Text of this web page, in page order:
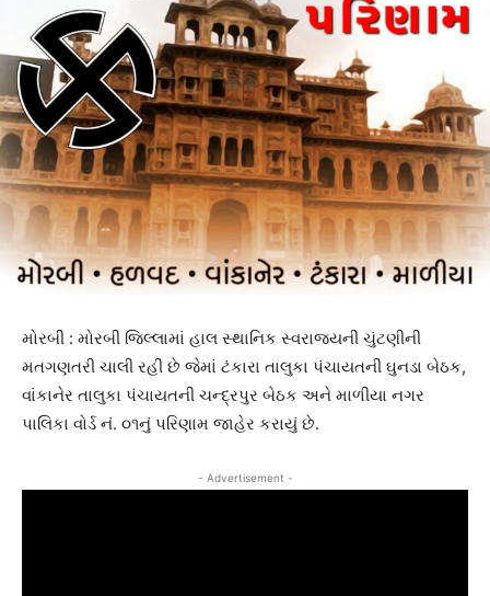
મોરબી : મોરબી જિલ્લામાં હાલ સ્થાનિક સ્વરાજ્યની ચુંટણીની
મતગણતરી ચાલી રહી છે જેમાં ટંકારા તાલુકા પંચાયતની ઘુનડા બેઠક,
વાંકાનેર તાલુકા પંચાયતની ચન્દ્રપુર બેઠક અને માળીયા નગર
પાલિકા વોર્ડ નં. ૦૧નું પરિણામ જાહેર કરાયું છે.
- Advertisement -